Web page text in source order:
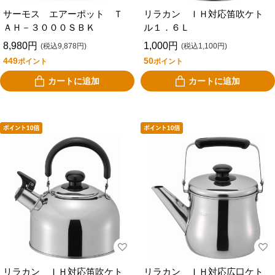
サーモス エアーポット Ｔ
ＡＨ－３０００ＳＢＫ
8,980円 (税込9,878円)
449ポイント
カートに追加
リラカン ＩＨ対応笛吹ケト
ル１．６Ｌ
1,000円 (税込1,100円)
50ポイント
カートに追加
リラカン ＩＨ対応笛吹ケト リラカン ＩＨ対応広口ケト